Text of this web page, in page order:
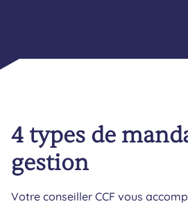
4 types de
gestion
Votre conseiller CCF vous